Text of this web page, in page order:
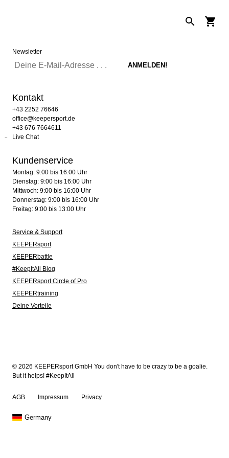
Newsletter
Kontakt
+43 2252 76646
office@keepersport.de
+43 676 7664611
Live Chat
Kundenservice
Montag: 9:00 bis 16:00 Uhr
Dienstag: 9:00 bis 16:00 Uhr
Mittwoch: 9:00 bis 16:00 Uhr
Donnerstag: 9:00 bis 16:00 Uhr
Freitag: 9:00 bis 13:00 Uhr
Service & Support
KEEPERsport
KEEPERbattle
#KeepItAll Blog
KEEPERsport Circle of Pro
KEEPERtraining
Deine Vorteile
© 2026 KEEPERsport GmbH You don't have to be crazy to be a goalie.
But it helps! #KeepItAll
AGB Impressum Privacy
Germany